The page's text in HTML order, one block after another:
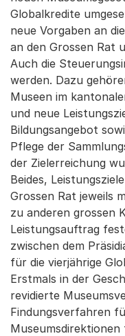
Globalkredite
neue Vorgaben an
an den Grossen Rat
Auch die
werden. Dazu
Museen im
und neue
Bildungsangebot
Pflege der
der Zielerreichung
Beides,
Grossen Rat jeweils
zu anderen grossen
Leistungsauftrag
zwischen dem
für die vierjährige
Erstmals in der
revidierte
Findungsverfahren